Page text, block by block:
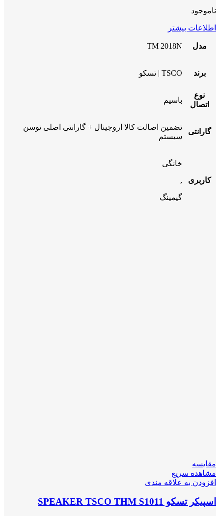
ناموجود
اطلاعات بیشتر
مدل TM 2018N
برند TSCO | تسکو
نوع
اتصال
باسیم
گارانتی
تضمین اصالت کالا اروجینال + گارانتی اصلی توسن
سیستم
کاربری
خانگی
,
گیمینگ
مقایسه
مشاهده سریع
افزودن به علاقه مندی
اسپیکر تسکو SPEAKER TSCO THM S1011